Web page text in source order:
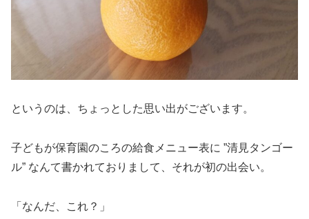
というのは、ちょっとした思い出がございます。
子どもが保育園のころの給食メニュー表に ”清見タンゴー
ル” なんて書かれておりまして、それが初の出会い。
「なんだ、これ？」